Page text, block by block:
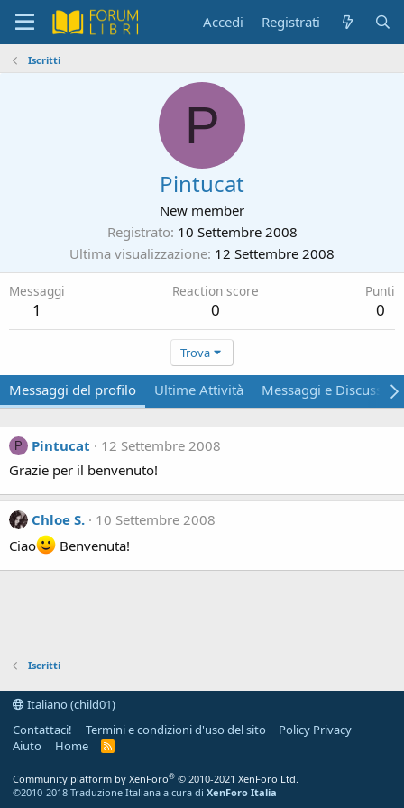
Accedi Registrati
Iscritti
P
Pintucat
New member
Registrato 10 Settembre 2008
Ultima visualizzazione 12 Settembre 2008
Messaggi
1
Reaction score
0
Punti
0
Trova
Messaggi del profilo Ultime Attività Messaggi e
P Pintucat
12 Settembre 2008
Grazie per il benvenuto!
Chloe S.
10 Settembre 2008
Ciao
Benvenuta!
Iscritti
Italiano (child01)
Contattaci!
Termini e condizioni d'uso del sito
Policy Privacy
Aiuto
Home
R
Community platform by XenForo® © 2010-2021 XenForo Ltd.
©2010-2018 Traduzione Italiana a cura di XenForo Italia